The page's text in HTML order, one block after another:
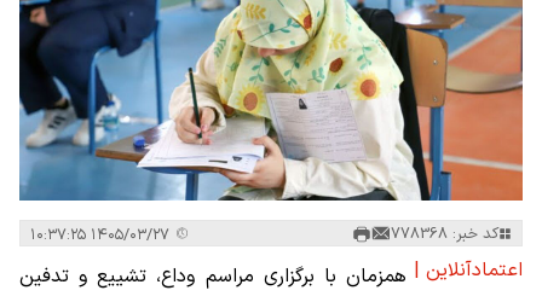
کد خبر: 778368
اعتمادآنلاین | همزمان با برگزاری مراسم وداع، تشییع و تدفین